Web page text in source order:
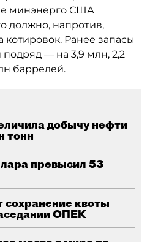
минэнерго США
должно, напротив,
котировок. Ранее запасы
— на 3,9 млн, 2,2
баррелей.
добычу нефти
тонн
превысил 53
сохранение квоты
ОПЕК